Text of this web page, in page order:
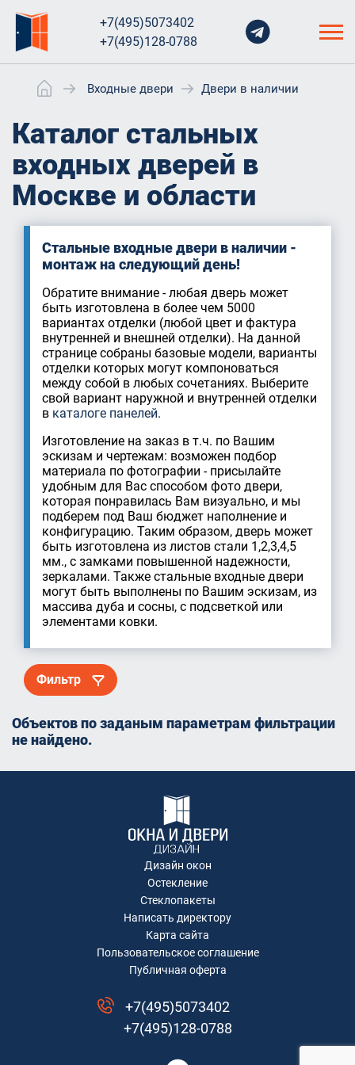
+7(495)5073402
+7(495)128-0788
Входные двери Двери в наличии
Каталог стальных
входных дверей в
Москве и области
Стальные входные двери в наличии -
монтаж на следующий день!
Обратите внимание - любая дверь может
быть изготовлена в более чем 5000
вариантах отделки (любой цвет и фактура
внутренней и внешней отделки). На данной
странице собраны базовые модели, варианты
отделки которых могут компоноваться
между собой в любых сочетаниях. Выберите
свой вариант наружной и внутренней отделки
в каталоге панелей.
Изготовление на заказ в т.ч. по Вашим
эскизам и чертежам: возможен подбор
материала по фотографии - присылайте
удобным для Вас способом фото двери,
которая понравилась Вам визуально, и мы
подберем под Ваш бюджет наполнение и
конфигурацию. Таким образом, дверь может
быть изготовлена из листов стали 1,2,3,4,5
мм., с замками повышенной надежности,
зеркалами. Также стальные входные двери
могут быть выполнены по Вашим эскизам, из
массива дуба и сосны, с подсветкой или
элементами ковки.
Фильтр
Объектов по заданым параметрам фильтрации
не найдено.
Дизайн окон
Остекление
Стеклопакеты
Написать директору
Карта сайта
Пользовательское соглашение
Публичная оферта
+7(495)5073402
+7(495)128-0788